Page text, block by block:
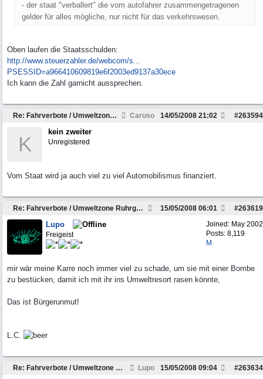
- der staat "verballert" die vom autofahrer zusammengetragenen
gelder für alles mögliche, nur nicht für das verkehrswesen.
Oben laufen die Staatsschulden:
http://www.steuerzahler.de/webcom/s...
PSESSID=a966410609819e6f2003ed9137a30ece
Ich kann die Zahl garnicht aussprechen.
Re: Fahrverbote / Umweltzone Ruhrgebiet Caruso #263594
14/05/2008 21:02
K
kein zweiter
Unregistered
Vom Staat wird ja auch viel zu viel Automobilismus finanziert.
Re: Fahrverbote / Umweltzone Ruhrgebiet #263619
15/05/2008 06:01
Joined: May 2002
Posts: 8,119
M
Lupo
Freigeist
mir wär meine Karre noch immer viel zu schade, um sie mit einer Bombe
zu bestücken, damit ich mit ihr ins Umweltresort rasen könnte,
Das ist Bürgerunmut!
L.C.
Re: Fahrverbote / Umweltzone Ruhrgebiet Lupo #263634
15/05/2008 09:04